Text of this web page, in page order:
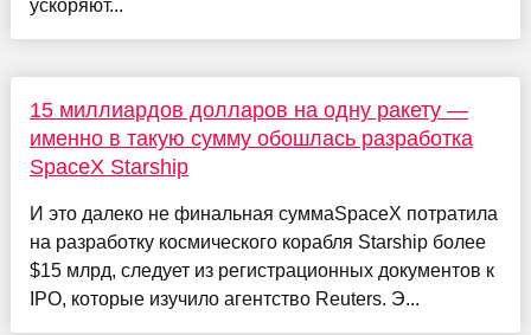
ускоряют...
15 миллиардов долларов на одну ракету —
именно в такую сумму обошлась разработка
SpaceX Starship
И это далеко не финальная суммаSpaceX потратила
на разработку космического корабля Starship более
$15 млрд, следует из регистрационных документов к
IPO, которые изучило агентство Reuters. Э...